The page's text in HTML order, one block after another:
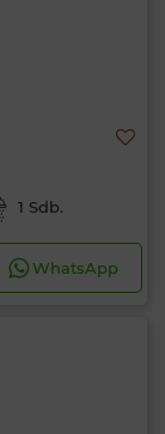
1 Sdb.
WhatsApp